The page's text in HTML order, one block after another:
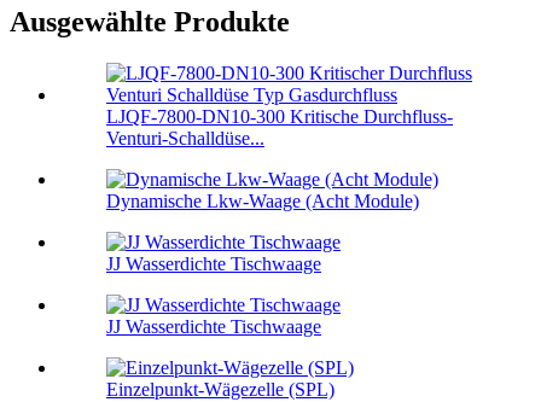
Ausgewählte Produkte
LJQF-7800-DN10-300 Kritische Durchfluss-
Venturi-Schalldüse...
Dynamische Lkw-Waage (Acht Module)
JJ Wasserdichte Tischwaage
JJ Wasserdichte Tischwaage
Einzelpunkt-Wägezelle (SPL)